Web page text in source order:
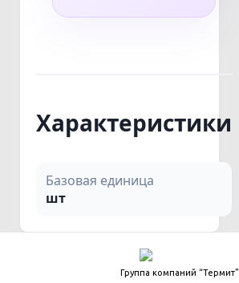
Характеристики
Базовая единица
шт
Группа компаний “Термит”